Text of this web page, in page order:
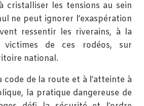
cristalliser les tensions au sein
ne peut ignorer l’exaspération
ressentir les riverains, à la
de ces rodéos, sur
national.
code de la route et à l’atteinte à
la pratique dangereuse de